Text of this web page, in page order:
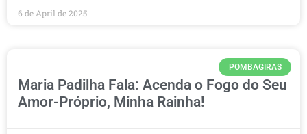
6 de April de 2025
POMBAGIRAS
Maria Padilha Fala: Acenda o Fogo do Seu
Amor-Próprio, Minha Rainha!